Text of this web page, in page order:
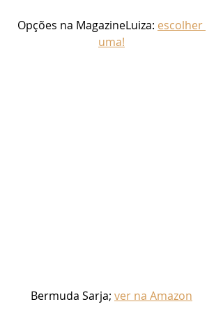
Opções na MagazineLuiza: escolher
uma!
Bermuda Sarja; ver na Amazon